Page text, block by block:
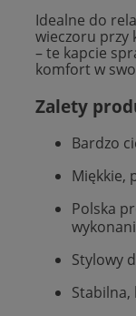
Idealne do
wieczoru przy
– te kapcie
komfort w
Zalety
Bardzo
Miękkie,
Polska
Stylowy
Stabilna,